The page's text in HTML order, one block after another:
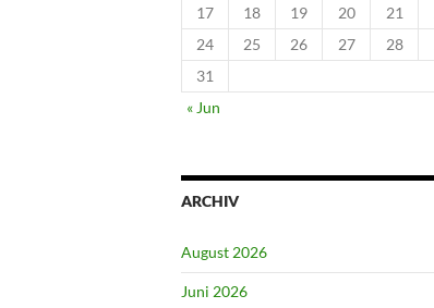
17
18 19 20 21
24
25 26 27 28
31
« Jun
ARCHIV
August 2026
Juni 2026